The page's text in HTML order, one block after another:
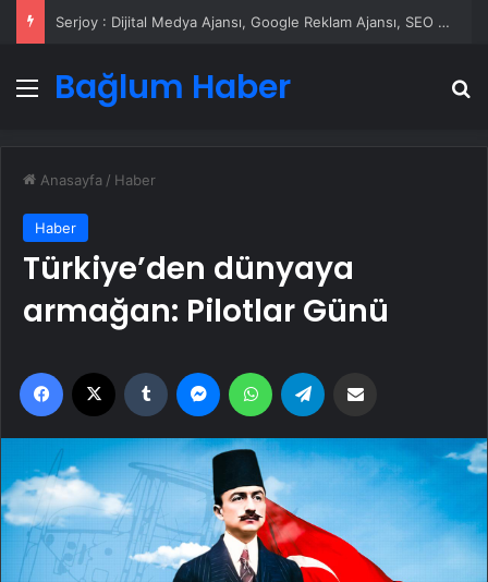
Serjoy : Dijital Medya Ajansı, Google Reklam Ajansı, SEO Ajansı ve Web Tasarım Ajansı
Menü
Bağlum Haber
Anasayfa / Haber
Haber
Türkiye’den dünyaya
armağan: Pilotlar Günü
Facebook Tumblr MessengerWhatsApp